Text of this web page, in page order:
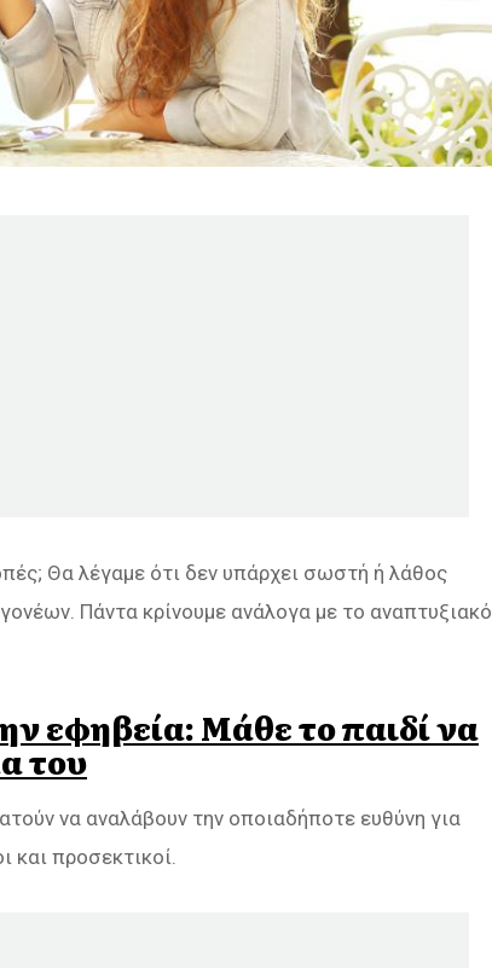
Θα λέγαμε ότι δεν υπάρχει σωστή ή λάθος
Πάντα κρίνουμε ανάλογα με το αναπτυξιακό
εφηβεία: Μάθε το παιδί να
του
να αναλάβουν την οποιαδήποτε ευθύνη για
και προσεκτικοί.